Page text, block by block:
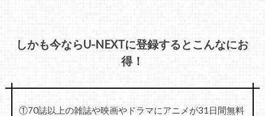
しかも今ならU-NEXTに登録するとこんなにお
得！
①70誌以上の雑誌や映画やドラマにアニメが31日間無料